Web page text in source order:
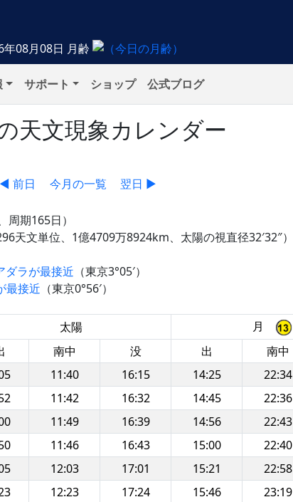
年08月08日 月齢
サポート ショップ 公式ブログ
天文現象カレンダー
◀ 前日 今月の一覧 翌日 ▶
期165日）
天文単位、1億4709万8924km、太陽の視直径32′32″）
ダラが最接近 （東京3°05′）
最接近 （東京0°56′）
太陽
月
南中 没 出 南中
11:40 16:15 14:25 22:34
11:42 16:32 14:45 22:36
11:49 16:39 14:56 22:43
11:46 16:43 15:00 22:40
12:03 17:01 15:21 22:58
12:23 17:24 15:46 23:19